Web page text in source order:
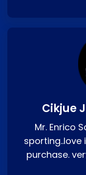
Cikjue
Mr. Enrico
sporting..love
purchase.